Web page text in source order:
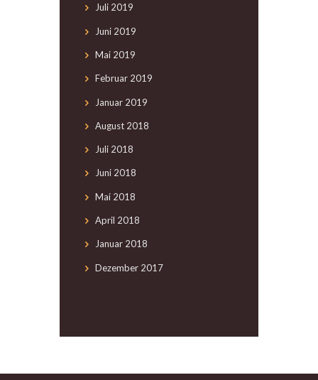
Juli 2019
Juni 2019
Mai 2019
Februar 2019
Januar 2019
August 2018
Juli 2018
Juni 2018
Mai 2018
April 2018
Januar 2018
Dezember 2017